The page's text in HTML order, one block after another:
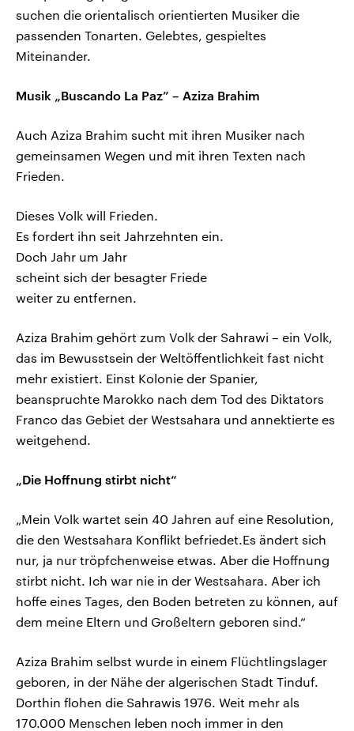
suchen die orientalisch orientierten Musiker die
passenden Tonarten. Gelebtes, gespieltes
Miteinander.
Musik „Buscando La Paz” – Aziza Brahim
Auch Aziza Brahim sucht mit ihren Musiker nach
gemeinsamen Wegen und mit ihren Texten nach
Frieden.
Dieses Volk will Frieden.
Es fordert ihn seit Jahrzehnten ein.
Doch Jahr um Jahr
scheint sich der besagter Friede
weiter zu entfernen.
Aziza Brahim gehört zum Volk der Sahrawi – ein Volk,
das im Bewusstsein der Weltöffentlichkeit fast nicht
mehr existiert. Einst Kolonie der Spanier,
beanspruchte Marokko nach dem Tod des Diktators
Franco das Gebiet der Westsahara und annektierte es
weitgehend.
„Die Hoffnung stirbt nicht“
„Mein Volk wartet sein 40 Jahren auf eine Resolution,
die den Westsahara Konflikt befriedet.Es ändert sich
nur, ja nur tröpfchenweise etwas. Aber die Hoffnung
stirbt nicht. Ich war nie in der Westsahara. Aber ich
hoffe eines Tages, den Boden betreten zu können, auf
dem meine Eltern und Großeltern geboren sind.“
Aziza Brahim selbst wurde in einem Flüchtlingslager
geboren, in der Nähe der algerischen Stadt Tinduf.
Dorthin flohen die Sahrawis 1976. Weit mehr als
170.000 Menschen leben noch immer in den